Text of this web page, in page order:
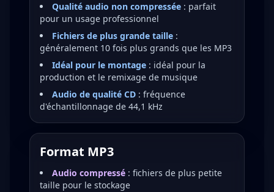
Qualité audio non compressée : parfait
pour un usage professionnel
Fichiers de plus grande taille :
généralement 10 fois plus grands que les MP3
Idéal pour le montage : idéal pour la
production et le remixage de musique
Audio de qualité CD : fréquence
d'échantillonnage de 44,1 kHz
Format MP3
Audio compressé : fichiers de plus petite
taille pour le stockage